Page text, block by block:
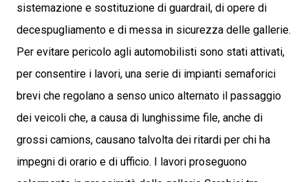
sistemazione e sostituzione di guardrail, di opere di
decespugliamento e di messa in sicurezza delle gallerie.
Per evitare pericolo agli automobilisti sono stati attivati,
per consentire i lavori, una serie di impianti semaforici
brevi che regolano a senso unico alternato il passaggio
dei veicoli che, a causa di lunghissime file, anche di
grossi camions, causano talvolta dei ritardi per chi ha
impegni di orario e di ufficio. I lavori proseguono